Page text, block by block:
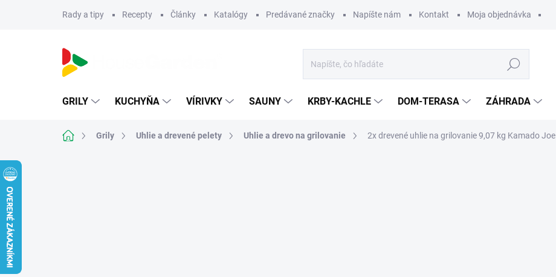
Rady a tipy Recepty Články Katalógy Predávané značky Napíšte nám Kontakt Moja objednávka
Hľadať
GRILY KUCHYŇA VÍRIVKY SAUNY KRBY-KACHLE DOM-TERASA ZÁHRADA
DomovGrily Uhlie a drevené pelety Uhlie a drevo na grilovanie 2x drevené uhlie na grilovanie 9,07 kg Kamado Joe